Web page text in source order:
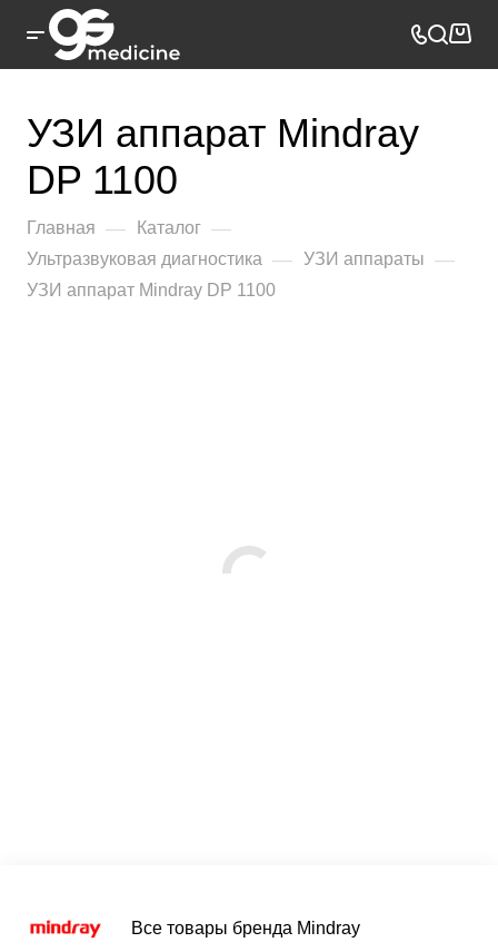
УЗИ аппарат Mindray
DP 1100
Главная — Каталог —
Ультразвуковая диагностика — УЗИ аппараты —
УЗИ аппарат Mindray DP 1100
Все товары бренда Mindray